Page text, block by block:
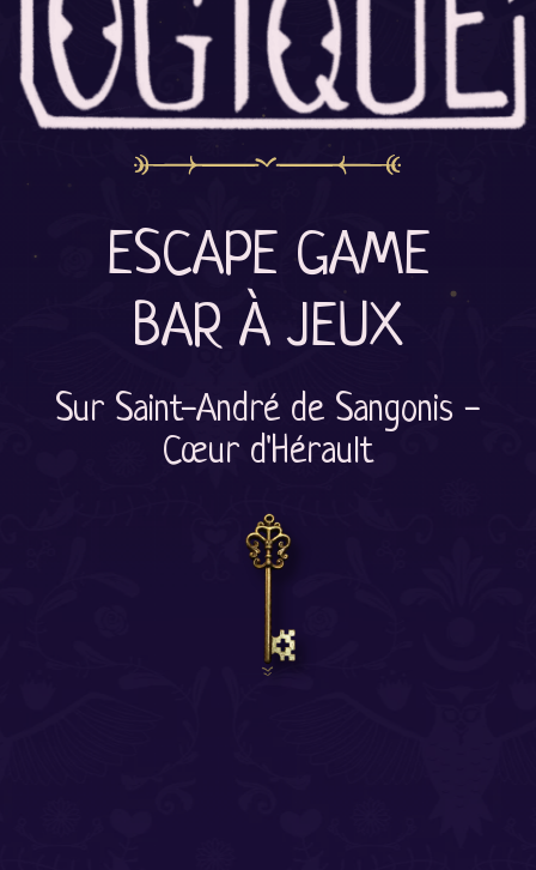
ESCAPE GAME
BAR À JEUX
Sur Saint-André de Sangonis -
Cœur d'Hérault